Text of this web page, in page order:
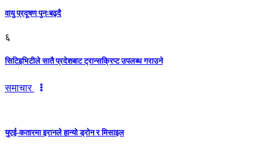
वायु प्रदूषण पुनःबढ्दै
६
सिटिइभिटीले सातै प्रदेशबाट ट्रान्सक्रिप्ट उपलब्ध गराउने
समाचार
युएई-कतारमा इरानले हान्यो ड्रोन र मिसाइल